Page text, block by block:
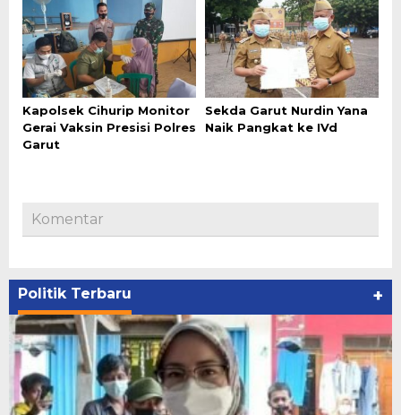
Kapolsek Cihurip Monitor
Gerai Vaksin Presisi Polres
Garut
Sekda Garut Nurdin Yana
Naik Pangkat ke IVd
Komentar
Politik Terbaru +